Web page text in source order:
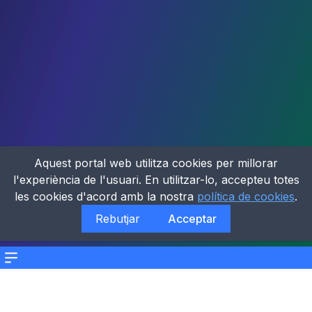
Menu
Aquest portal web utilitza cookies per millorar
l'experiència de l'usuari. En utilitzar-lo, accepteu totes
les cookies d'acord amb la nostra política de cookies.
Rebutjar
Acceptar